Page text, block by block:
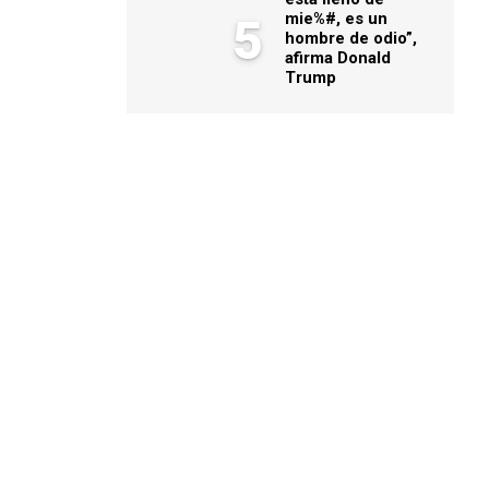
5
mie%#, es un
hombre de odio”,
afirma Donald
Trump